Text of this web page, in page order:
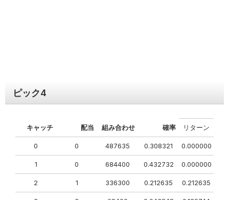
ピック4
キャッチ 配当 組み合わせ 確率 リターン
0 0 487635 0.308321 0.000000
1 0 684400 0.432732 0.000000
2 1 336300 0.212635 0.212635